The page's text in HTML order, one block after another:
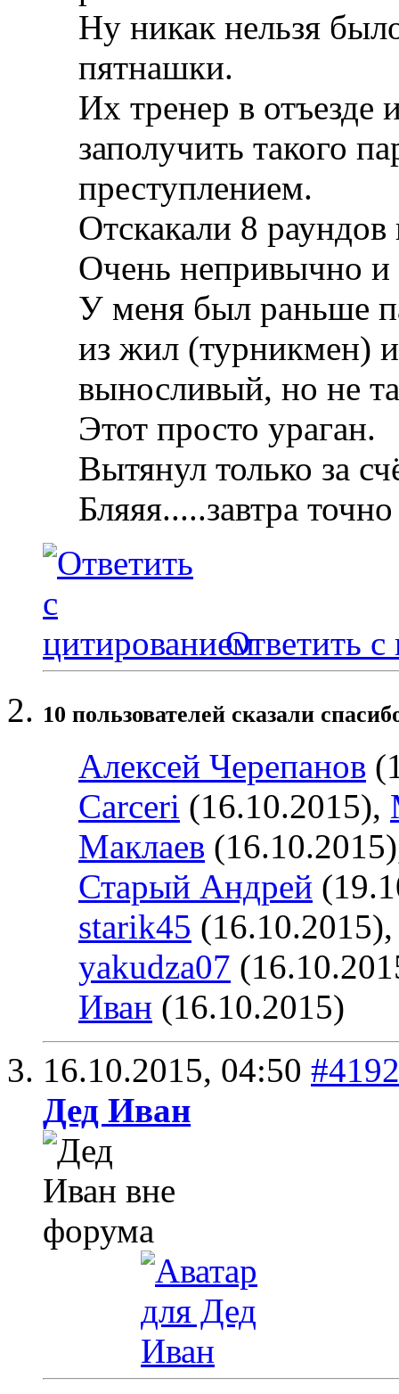
Ну никак нельзя
пятнашки.
Их тренер в отъезде
заполучить такого
преступлением.
Отскакали 8
Очень непривычно и
У меня был раньше
из жил (турникмен)
выносливый, но не
Этот просто ураган.
Вытянул только за
Бляяя.....завтра
Ответить с
10 пользователей сказали
Алексей Черепанов
Carceri (16.10.2015),
Маклаев
Старый Андрей
starik45
yakudza07
Иван (16.10.2015)
16.10.2015, 04:50 #4192
Дед Иван